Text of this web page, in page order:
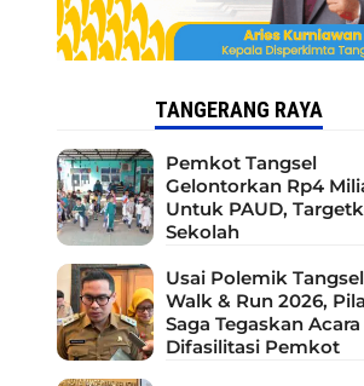
TANGERANG RAYA
Pemkot Tangsel
Gelontorkan Rp4
Untuk PAUD,
Sekolah
Usai Polemik
Walk & Run 2026,
Saga Tegaskan
Difasilitasi Pemkot